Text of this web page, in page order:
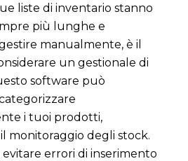
liste di inventario stanno
più lunghe e
manualmente, è il
un gestionale di
software può
i tuoi prodotti,
monitoraggio degli stock.
errori di inserimento